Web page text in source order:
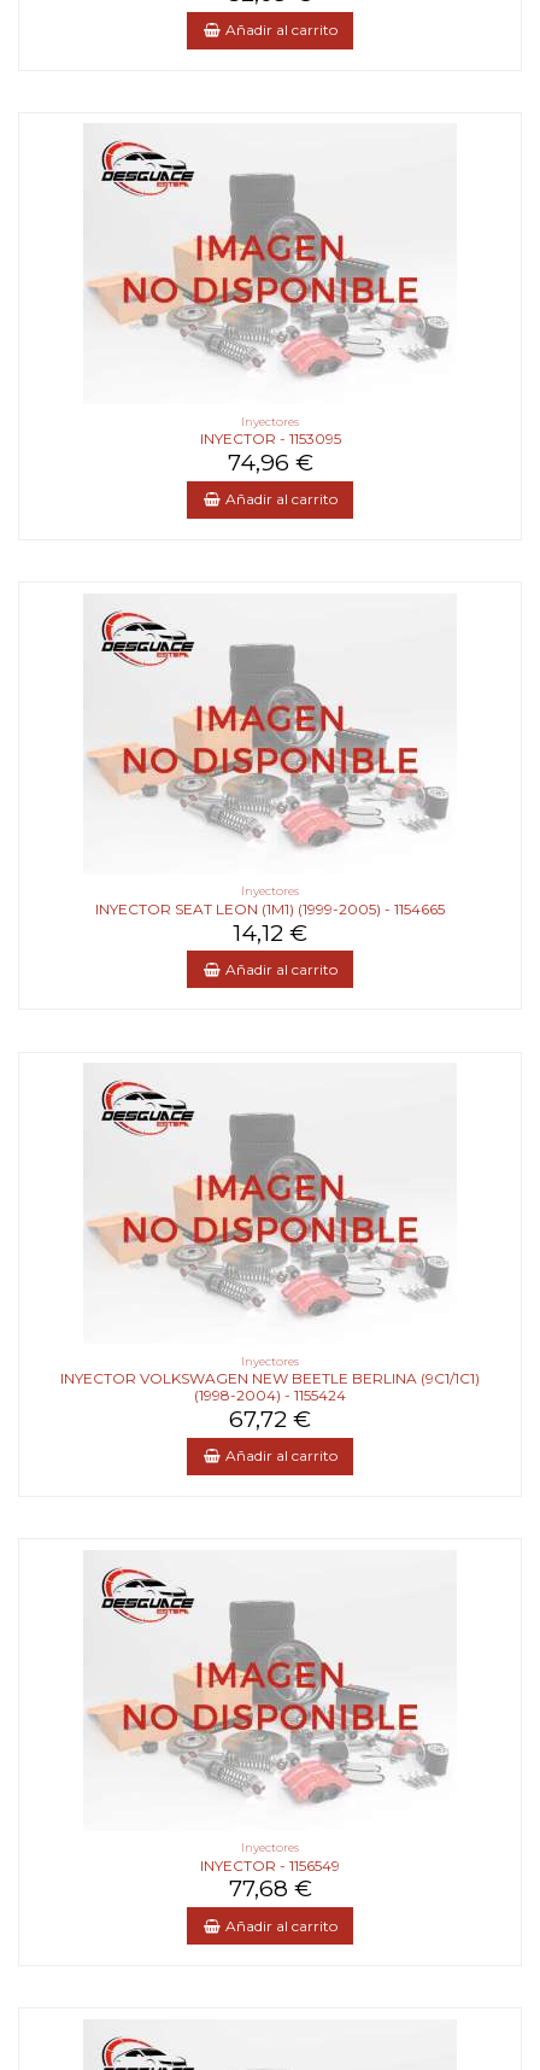
Añadir al carrito
Inyectores
INYECTOR - 1153095
74,96 €
Añadir al carrito
Inyectores
INYECTOR SEAT LEON (1M1) (1999-2005) - 1154665
14,12 €
Añadir al carrito
Inyectores
INYECTOR VOLKSWAGEN NEW BEETLE BERLINA (9C1/1C1)
(1998-2004) - 1155424
67,72 €
Añadir al carrito
Inyectores
INYECTOR - 1156549
77,68 €
Añadir al carrito